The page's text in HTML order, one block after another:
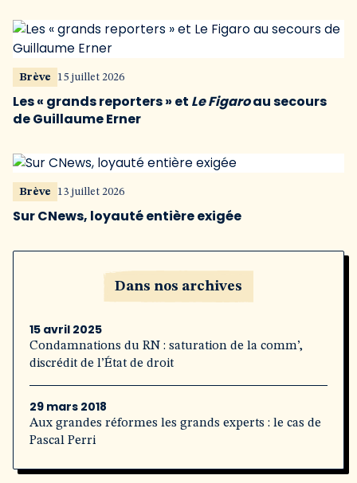
Brève 15 juillet 2026
Les « grands reporters » et Le Figaroau secours
de Guillaume Erner
Brève 13 juillet 2026
Sur CNews, loyauté entière exigée
Dans nos archives
15 avril 2025
Condamnations du RN : saturation de la comm’,
discrédit de l’État de droit
29 mars 2018
Aux grandes réformes les grands experts : le cas de
Pascal Perri